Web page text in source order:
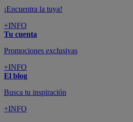
¡Encuentra la tuya!
+INFO
Tu cuenta
Promociones exclusivas
+INFO
El blog
Busca tu inspiración
+INFO